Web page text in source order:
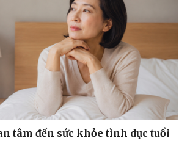
tâm đến sức khỏe tình dục tuổi